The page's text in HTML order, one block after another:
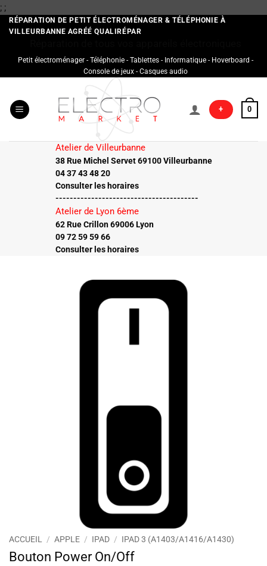
; ;Passer
au
contenu
RÉPARATION DE PETIT ÉLECTROMÉNAGER & TÉLÉPHONIE À
VILLEURBANNE AGRÉÉ QUALIRÉPAR
Petit électroménager - Téléphonie - Tablettes - Informatique - Hoverboard -
Console de jeux - Casques audio
+ 0
Atelier de Villeurbanne
38 Rue Michel Servet 69100 Villeurbanne
04 37 43 48 20
Consulter les horaires
----------------------------------------
Atelier de Lyon 6ème
62 Rue Crillon 69006 Lyon
09 72 59 59 66
Consulter les horaires
ACCUEIL / APPLE / IPAD / IPAD 3 (A1403/A1416/A1430)
Bouton Power On/Off